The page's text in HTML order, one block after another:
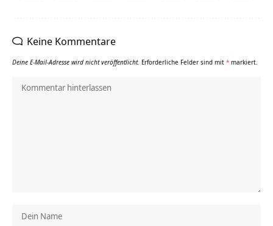
Keine Kommentare
Deine E-Mail-Adresse wird nicht veröffentlicht. Erforderliche Felder sind mit * markiert.